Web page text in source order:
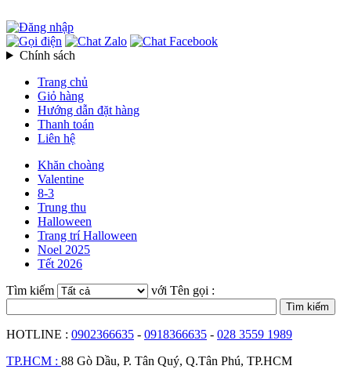
Chính sách
Trang chủ
Giỏ hàng
Hướng dẫn đặt hàng
Thanh toán
Liên hệ
Khăn choàng
Valentine
8-3
Trung thu
Halloween
Trang trí Halloween
Noel 2025
Tết 2026
Tìm kiếm
với Tên gọi :
HOTLINE : 0902366635 - 0918366635 - 028 3559 1989
TP.HCM : 88 Gò Dầu, P. Tân Quý, Q.Tân Phú, TP.HCM